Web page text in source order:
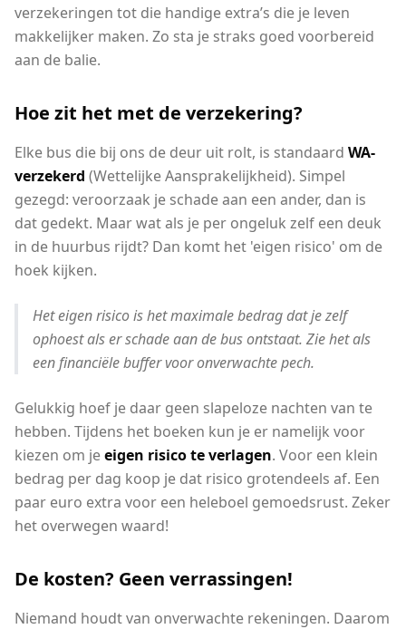
verzekeringen tot die handige extra’s die je leven
makkelijker maken. Zo sta je straks goed voorbereid
aan de balie.
Hoe zit het met de verzekering?
Elke bus die bij ons de deur uit rolt, is standaard WA-
verzekerd (Wettelijke Aansprakelijkheid). Simpel
gezegd: veroorzaak je schade aan een ander, dan is
dat gedekt. Maar wat als je per ongeluk zelf een deuk
in de huurbus rijdt? Dan komt het 'eigen risico' om de
hoek kijken.
Het eigen risico is het maximale bedrag dat je zelf
ophoest als er schade aan de bus ontstaat. Zie het als
een financiële buffer voor onverwachte pech.
Gelukkig hoef je daar geen slapeloze nachten van te
hebben. Tijdens het boeken kun je er namelijk voor
kiezen om jeeigen risico te verlagen. Voor een klein
bedrag per dag koop je dat risico grotendeels af. Een
paar euro extra voor een heleboel gemoedsrust. Zeker
het overwegen waard!
De kosten? Geen verrassingen!
Niemand houdt van onverwachte rekeningen. Daarom